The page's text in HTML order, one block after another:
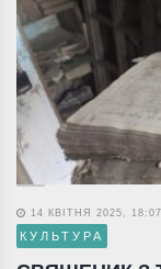
14 КВІТНЯ 2025, 18:07
КУЛЬТУРА